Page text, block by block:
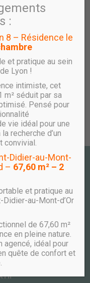
WOOPA
VELIN CEDEX
:
8 – Résidence le
et pratique au sein
Lyon !
intimiste, cet
m² séduit par sa
Pensé pour
vie idéal pour une
recherche d’un
convivial.
Didier-au-Mont-
– 67,60 m² – 2
et pratique au
au-Mont-d’Or
de 67,60 m²
en pleine nature.
agencé, idéal pour
quête de confort et